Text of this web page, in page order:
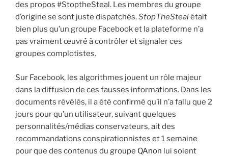
des propos #StoptheSteal. Les membres du groupe
d’origine se sont juste dispatchés.StopTheStealétait
bien plus qu’un groupe Facebook et la plateforme n’a
pas vraiment œuvré à contrôler et signaler ces
groupes complotistes.
Sur Facebook, les algorithmes jouent un rôle majeur
dans la diffusion de ces fausses informations. Dans les
documents révélés, il a été confirmé qu’il n’a fallu que 2
jours pour qu’un utilisateur, suivant quelques
personnalités/médias conservateurs, ait des
recommandations conspirationnistes et 1 semaine
pour que des contenus du groupe QAnon lui soient